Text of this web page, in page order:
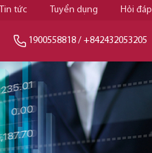
Tin tức Tuyển dụng Hỏi đáp
1900558818 / +842432053205